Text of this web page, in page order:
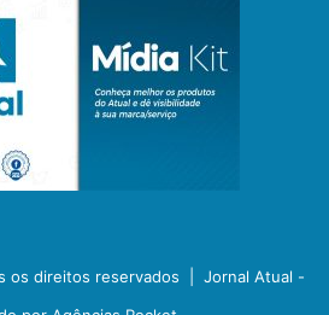
os direitos reservados | Jornal Atual -